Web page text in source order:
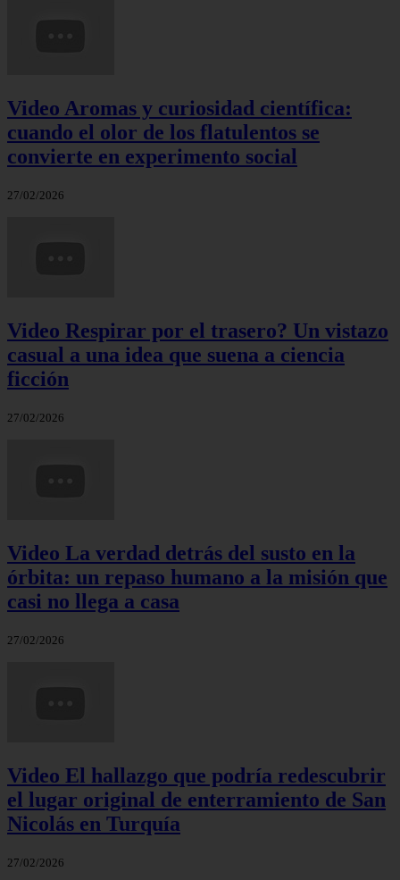
Video Aromas y curiosidad científica:
cuando el olor de los flatulentos se
convierte en experimento social
27/02/2026
Video Respirar por el trasero? Un vistazo
casual a una idea que suena a ciencia
ficción
27/02/2026
Video La verdad detrás del susto en la
órbita: un repaso humano a la misión que
casi no llega a casa
27/02/2026
Video El hallazgo que podría redescubrir
el lugar original de enterramiento de San
Nicolás en Turquía
27/02/2026